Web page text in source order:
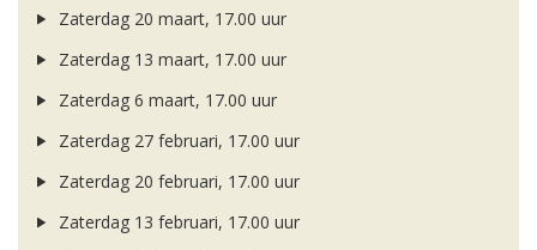
Zaterdag 20 maart, 17.00 uur
Zaterdag 13 maart, 17.00 uur
Zaterdag 6 maart, 17.00 uur
Zaterdag 27 februari, 17.00 uur
Zaterdag 20 februari, 17.00 uur
Zaterdag 13 februari, 17.00 uur